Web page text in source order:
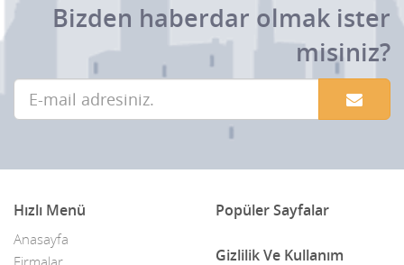
Bizden haberdar olmak ister
misiniz?
Hızlı Menü
Anasayfa
Popüler Sayfalar
Gizlilik Ve Kullanım